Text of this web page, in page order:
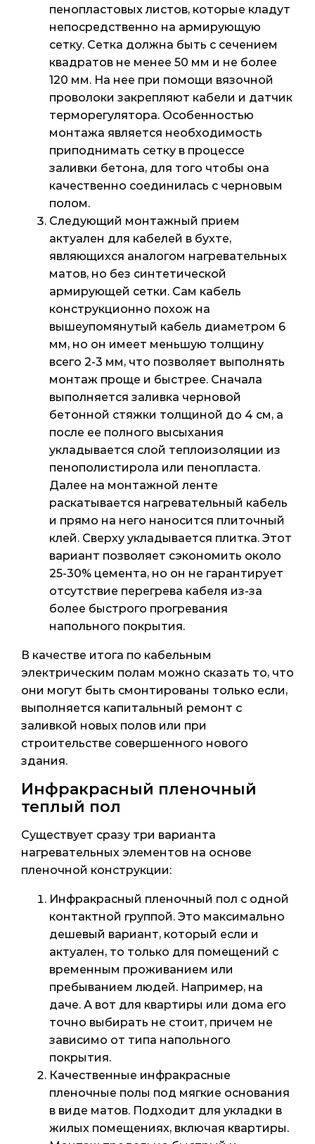
пенопластовых листов, которые кладут
непосредственно на армирующую
сетку. Сетка должна быть с сечением
квадратов не менее 50 мм и не более
120 мм. На нее при помощи вязочной
проволоки закрепляют кабели и датчик
терморегулятора. Особенностью
монтажа является необходимость
приподнимать сетку в процессе
заливки бетона, для того чтобы она
качественно соединилась с черновым
полом.
Следующий монтажный прием
актуален для кабелей в бухте,
являющихся аналогом нагревательных
матов, но без синтетической
армирующей сетки. Сам кабель
конструкционно похож на
вышеупомянутый кабель диаметром 6
мм, но он имеет меньшую толщину
всего 2-3 мм, что позволяет выполнять
монтаж проще и быстрее. Сначала
выполняется заливка черновой
бетонной стяжки толщиной до 4 см, а
после ее полного высыхания
укладывается слой теплоизоляции из
пенополистирола или пенопласта.
Далее на монтажной ленте
раскатывается нагревательный кабель
и прямо на него наносится плиточный
клей. Сверху укладывается плитка. Этот
вариант позволяет сэкономить около
25-30% цемента, но он не гарантирует
отсутствие перегрева кабеля из-за
более быстрого прогревания
напольного покрытия.
В качестве итога по кабельным
электрическим полам можно сказать то, что
они могут быть смонтированы только если,
выполняется капитальный ремонт с
заливкой новых полов или при
строительстве совершенного нового
здания.
Инфракрасный пленочный
теплый пол
Существует сразу три варианта
нагревательных элементов на основе
пленочной конструкции:
Инфракрасный пленочный пол с одной
контактной группой. Это максимально
дешевый вариант, который если и
актуален, то только для помещений с
временным проживанием или
пребыванием людей. Например, на
даче. А вот для квартиры или дома его
точно выбирать не стоит, причем не
зависимо от типа напольного
покрытия.
Качественные инфракрасные
пленочные полы под мягкие основания
в виде матов. Подходит для укладки в
жилых помещениях, включая квартиры.